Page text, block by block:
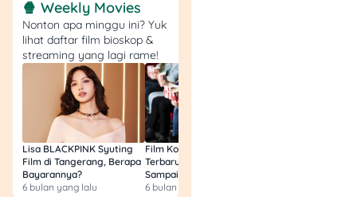
pengembalian PPN.
Kode 07– BKP/JKP
yang dapet fasilitas
PPN tidak
dipungut/DTP
Faktur cabang
–
Diterbitin sama PKP
yang cabangnya jadi
tempat pemusatan
PPN terutang.
PKP baru
– Faktur
🍿 Weekly Movies
Nonton apa minggu ini? Yuk
lihat daftar film bioskop &
streaming yang lagi rame!
Lisa BLACKPINK Syuting
Film di Tangerang, Berapa
Bayarannya?
6 bulan yang lalu
Film Komedi Indonesia
Terbaru 2026, Siap Ngakak
Sampai Sakit Perut!
6 bulan yang lalu